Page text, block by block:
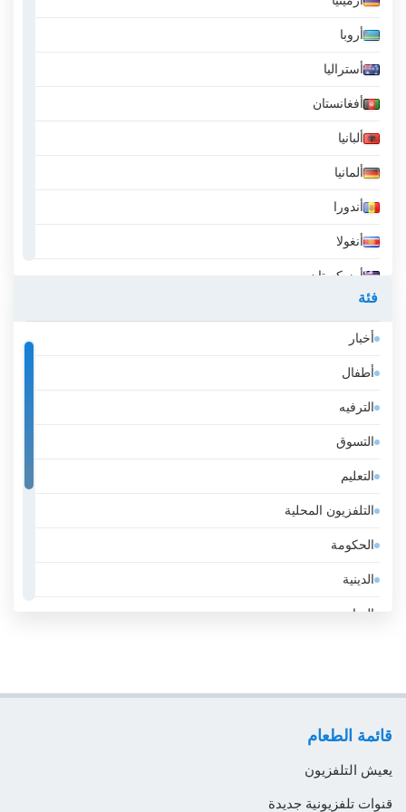
أروبا
أستراليا
أفغانستان
ألبانيا
ألمانيا
أندورا
أنغولا
أوزبكستان
إثيوبيا
إسبانيا
إستونيا
إسرائيل
إيران
إيطاليا
الأرجنتين
الأردن
فئة
أخبار
أطفال
الترفيه
التسوق
التعليم
التلفزيون المحلية
الحكومة
الدينية
الرياضة
قائمة الطعام
يعيش التلفزيون
قنوات تلفزيونية جديدة